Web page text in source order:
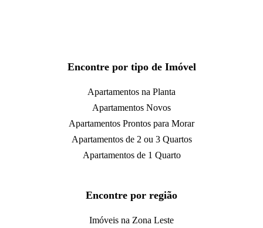
Encontre por tipo de Imóvel
Apartamentos na Planta
Apartamentos Novos
Apartamentos Prontos para Morar
Apartamentos de 2 ou 3 Quartos
Apartamentos de 1 Quarto
Encontre por região
Imóveis na Zona Leste